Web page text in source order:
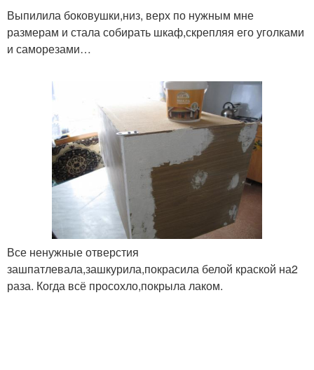
Выпилила боковушки,низ, верх по нужным мне
размерам и стала собирать шкаф,скрепляя его уголками
и саморезами…
Все ненужные отверстия
зашпатлевала,зашкурила,покрасила белой краской на2
раза. Когда всё просохло,покрыла лаком.